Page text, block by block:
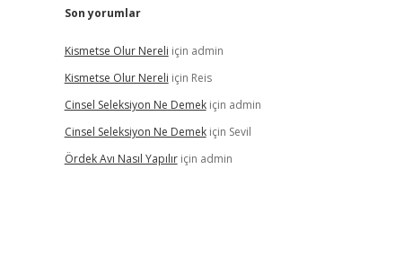
Son yorumlar
Kismetse Olur Nereli için admin
Kismetse Olur Nereli için Reis
Cinsel Seleksiyon Ne Demekiçin admin
Cinsel Seleksiyon Ne Demekiçin Sevil
Ördek Avı Nasıl Yapılıriçin admin